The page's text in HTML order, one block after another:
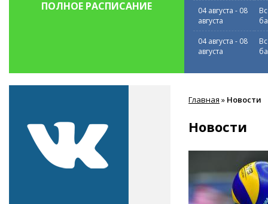
ПОЛНОЕ РАСПИСАНИЕ
04 августа - 08
августа
04 августа - 08
августа
здесь
Главная » Новости
Новости